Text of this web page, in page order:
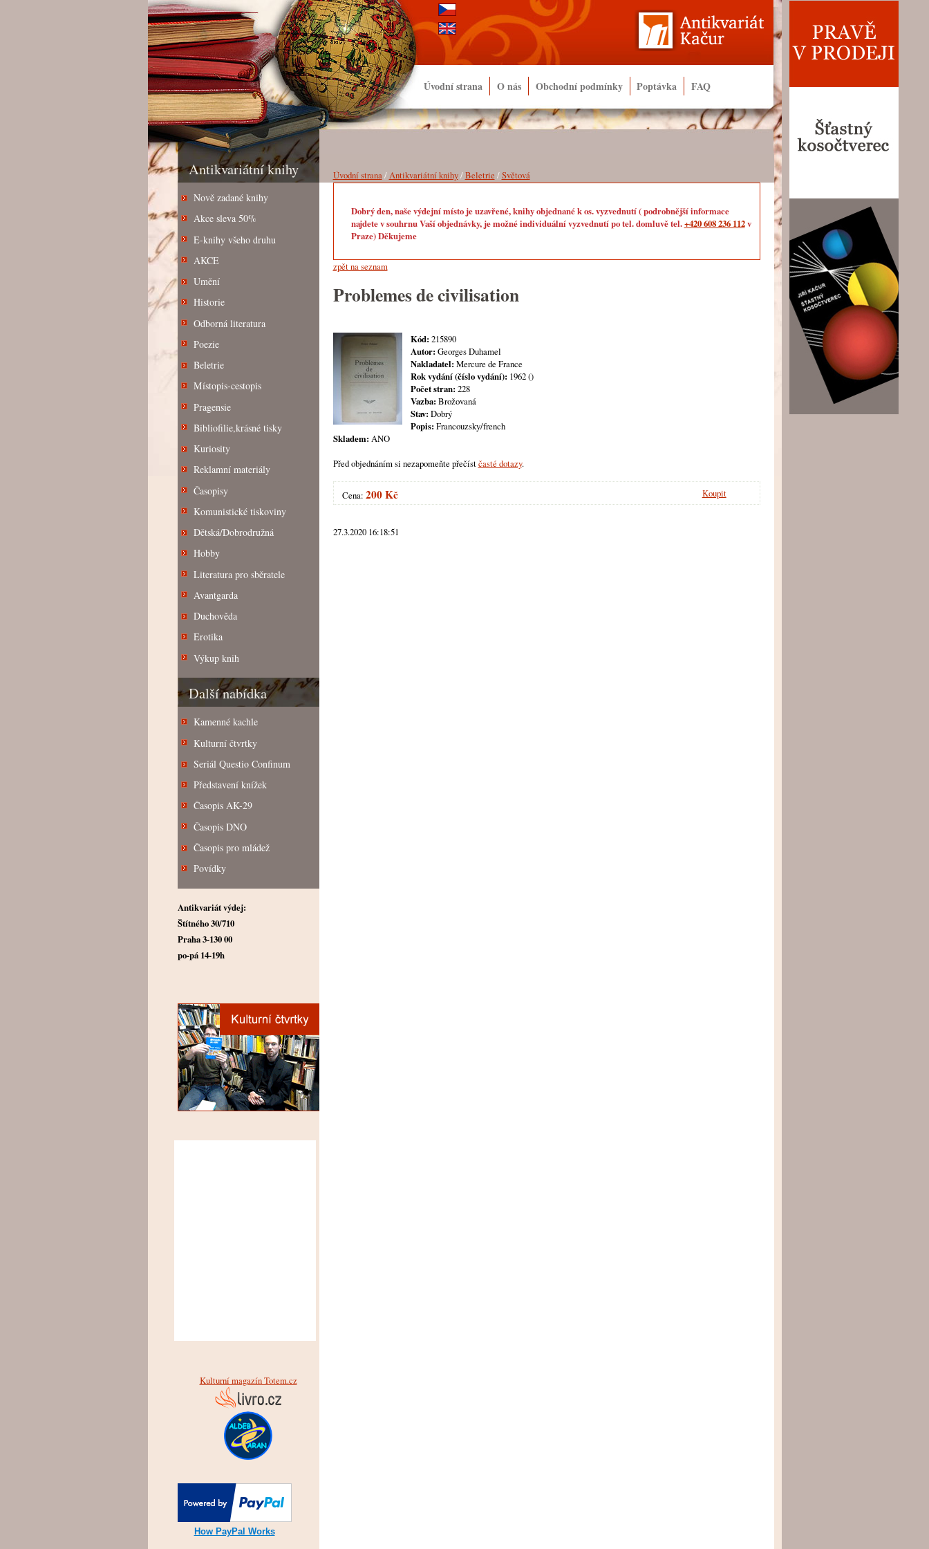
Úvodní strana O nás Obchodní podmínky Poptávka FAQ
Antikvariátní knihy
Nově zadané knihy
Akce sleva 50%
E-knihy všeho druhu
AKCE
Umění
Historie
Odborná literatura
Poezie
Beletrie
Místopis-cestopis
Pragensie
Bibliofilie,krásné tisky
Kuriosity
Reklamní materiály
Časopisy
Komunistické tiskoviny
Dětská/Dobrodružná
Hobby
Literatura pro sběratele
Avantgarda
Duchověda
Erotika
Výkup knih
Další nabídka
Kamenné kachle
Kulturní čtvrtky
Seriál Questio Confinum
Představení knížek
Časopis AK-29
Časopis DNO
Časopis pro mládež
Povídky
Antikvariát výdej:
Štítného 30/710
Praha 3-130 00
po-pá 14-19h
Kulturní magazín Totem.cz
How PayPal Works
Úvodní strana/Antikvariátní knihy/Beletrie /Světová
Dobrý den, naše výdejní místo je uzavřené, knihy objednané k os. vyzvednutí ( podrobnější informace
najdete v souhrnu Vaší objednávky, je možné individuální vyzvednutí po tel. domluvě tel.+420 608 236 112v
Praze) Děkujeme
zpět na seznam
Problemes de civilisation
Kód: 215890
Autor: Georges Duhamel
Nakladatel: Mercure de France
Rok vydání (číslo vydání): 1962 ()
Počet stran: 228
Vazba: Brožovaná
Stav: Dobrý
Popis: Francouzsky/french
Skladem: ANO
Před objednáním si nezapomeňte přečístčasté dotazy.
Cena:200 Kč Koupit
27.3.2020 16:18:51